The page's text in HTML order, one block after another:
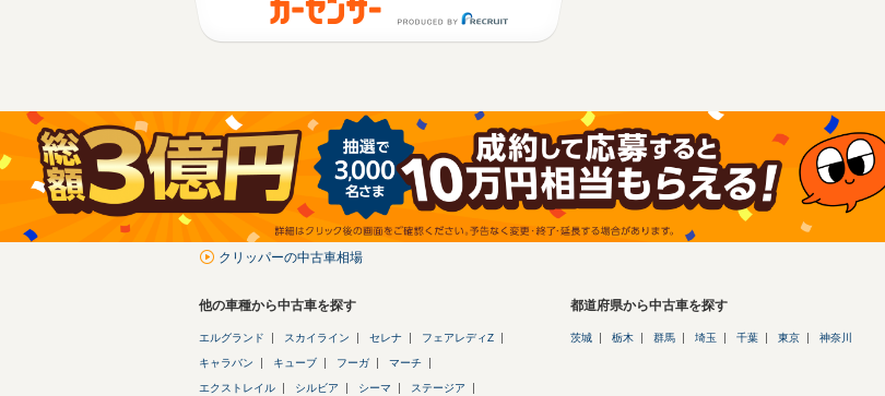
クリッパーの中古車相場
他の車種から中古車を探す
エルグランド スカイライン セレナ フェアレディZ
キャラバン キューブ フーガ マーチ
エクストレイル シルビア シーマ ステージア
都道府県から中古車を探す
茨城 栃木 群馬 埼玉 千葉 東京 神奈川